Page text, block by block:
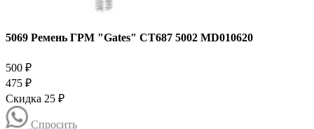
5069 Ремень ГРМ "Gates" CT687 5002 MD010620
500 ₽
475 ₽
Скидка 25 ₽
Спросить